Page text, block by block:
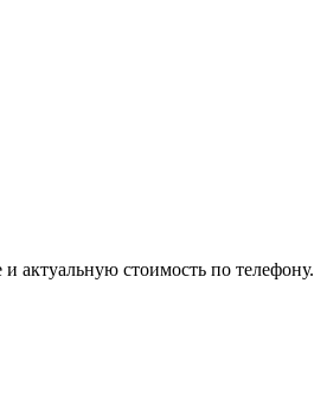
актуальную стоимость по телефону.